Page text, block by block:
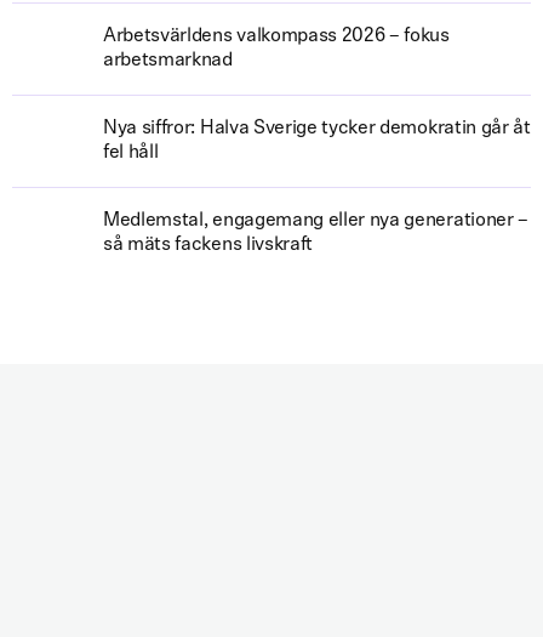
Arbetsvärldens valkompass 2026 – fokus
arbetsmarknad
Nya siffror: Halva Sverige tycker demokratin går åt
fel håll
Medlemstal, engagemang eller nya generationer –
så mäts fackens livskraft